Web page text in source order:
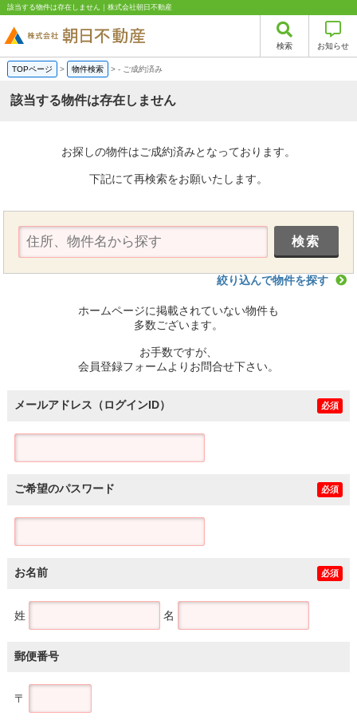
該当する物件は存在しません｜株式会社朝日不動産
検索 お知らせ
TOPページ > 物件検索 >- ご成約済み
該当する物件は存在しません
お探しの物件はご成約済みとなっております。
下記にて再検索をお願いたします。
絞り込んで物件を探す
ホームページに掲載されていない物件も
多数ございます。
お手数ですが、
会員登録フォームよりお問合せ下さい。
メールアドレス（ログインID） 必須
ご希望のパスワード 必須
お名前 必須
姓 名
郵便番号
〒